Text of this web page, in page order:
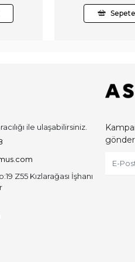
ile ulaşabilirsiniz.
Z55 Kızlarağası İşhanı